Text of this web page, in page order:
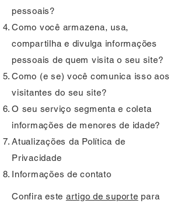
pessoais?
Como você armazena, usa,
compartilha e divulga informações
pessoais de quem visita o seu site?
Como (e se) você comunica isso aos
visitantes do seu site?
O seu serviço segmenta e coleta
informações de menores de idade?
Atualizações da Política de
Privacidade
Informações de contato
Confira este artigo de suporte para